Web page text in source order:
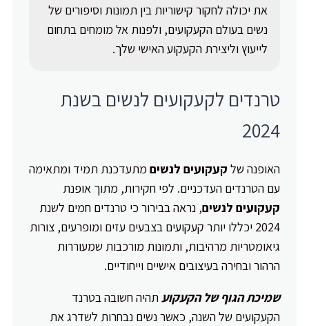
את יכולה לחקור קישוריות בין תמונות וסיפורים של
נשים בעולם הקעקועים, ולפנות אל מומחים בתחום
לייעוץ וליצירת הקעקוע האישי שלך.
טרנדים לקעקועים לנשים בשנת
2024
האופנה של קעקועים לנשיםמתעדכנת תמיד ומתאימה
עם הטרנדים העדכניים. לפי חקירות, מתוך אופנת
קעקועים לנשים, נראה בבירור כי טרנדים חמים לשנת
2024 יכללו יותר קעקועים בצבעים עזים ומופרעים, צורות
גיאומטריות מרהיבות, ותמונות מורכבות שמעוררות
הרהור ובחירה בעיצובים אישיים וייחודיים.
שמיכת הגוף של הקעקועתהיה חשובה בטרנד
הקעקועים של השנה, כאשר נשים נבחרות לשדרג את